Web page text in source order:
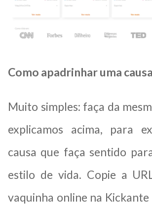
Como apadrinhar uma
Muito simples: faça da
explicamos acima, para
causa que faça sentido
estilo de vida. Copie a
vaquinha online na Kickante